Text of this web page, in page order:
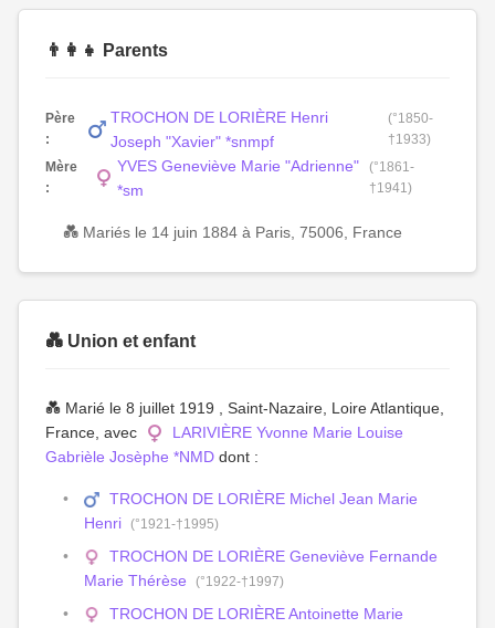
👨‍👩‍👧 Parents
Père
:
TROCHON DE LORIÈRE Henri
Joseph "Xavier" *snmpf
(°1850-
†1933)
Mère
:
YVES Geneviève Marie "Adrienne"
*sm
(°1861-
†1941)
💑 Mariés le 14 juin 1884 à Paris, 75006, France
💑 Union et enfant
💑 Marié le 8 juillet 1919 , Saint-Nazaire, Loire Atlantique,
France, avec
LARIVIÈRE Yvonne Marie Louise
Gabrièle Josèphe *NMD dont :
TROCHON DE LORIÈRE Michel Jean Marie
Henri (°1921-†1995)
TROCHON DE LORIÈRE Geneviève Fernande
Marie Thérèse
(°1922-†1997)
TROCHON DE LORIÈRE Antoinette Marie